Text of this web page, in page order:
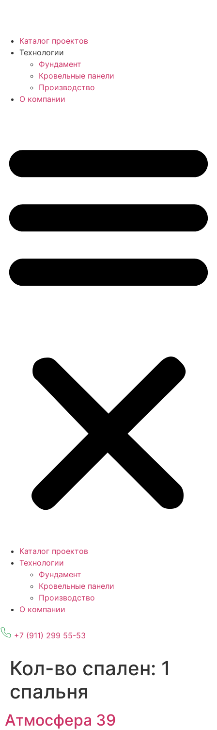
Каталог проектов
Технологии
Фундамент
Кровельные панели
Производство
О компании
Каталог проектов
Технологии
Фундамент
Кровельные панели
Производство
О компании
+7 (911) 299 55-53
Кол-во спален: 1
спальня
Атмосфера 39